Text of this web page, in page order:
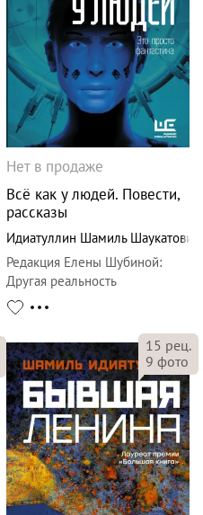
Нет в продаже
Всё как у людей. Повести,
рассказы
Идиатуллин Шамиль Шаукатович
Редакция Елены Шубиной:
Другая реальность
15 рец.
9 фото